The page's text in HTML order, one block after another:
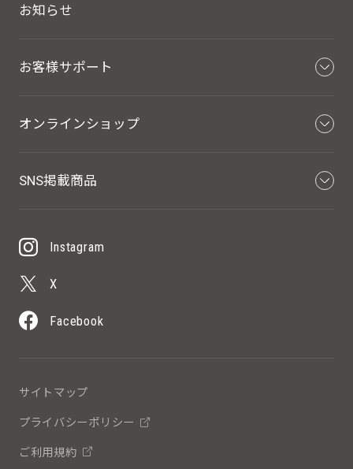
お知らせ
お客様サポート
オンラインショップ
SNS掲載商品
Instagram
X
Facebook
サイトマップ
プライバシーポリシー
ご利用規約